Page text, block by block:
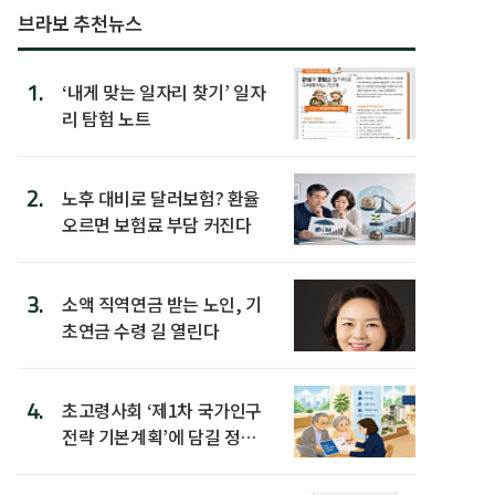
브라보 추천뉴스
1.
‘내게 맞는 일자리 찾기’ 일자
리 탐험 노트
2.
노후 대비로 달러보험? 환율
오르면 보험료 부담 커진다
3.
소액 직역연금 받는 노인, 기
초연금 수령 길 열린다
4.
초고령사회 ‘제1차 국가인구
전략 기본계획’에 담길 정책